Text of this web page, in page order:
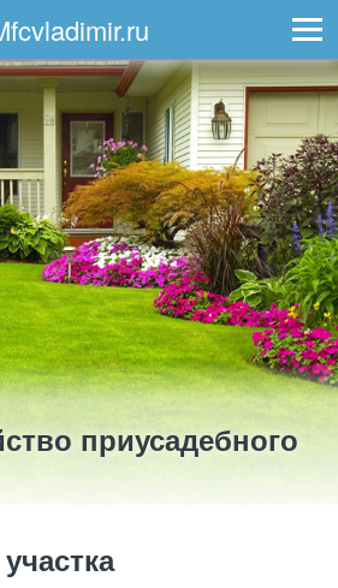
приусадебного